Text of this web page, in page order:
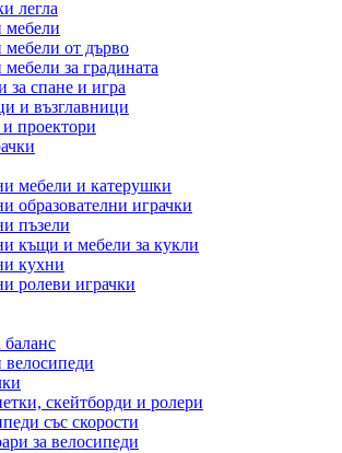
легла
мебели
мебели от дърво
мебели за градината
за спане и игра
и възглавници
проектори
мебели и катерушки
образователни играчки
пъзели
къщи и мебели за кукли
кухни
ролеви играчки
баланс
велосипеди
скейтборди и ролери
със скорости
за велосипеди